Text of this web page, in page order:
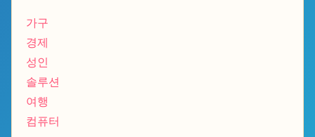
가구
경제
성인
솔루션
여행
컴퓨터